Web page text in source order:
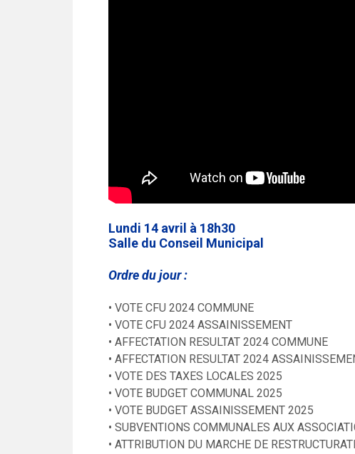
Lundi 14 avril à 18h30
Salle du Conseil Municipal
Ordre du jour :
• VOTE CFU 2024 COMMUNE
• VOTE CFU 2024 ASSAINISSEMENT
• AFFECTATION RESULTAT 2024 COMMUNE
• AFFECTATION RESULTAT 2024
• VOTE DES TAXES LOCALES 2025
• VOTE BUDGET COMMUNAL 2025
• VOTE BUDGET ASSAINISSEMENT 2025
• SUBVENTIONS COMMUNALES AUX
• ATTRIBUTION DU MARCHE DE